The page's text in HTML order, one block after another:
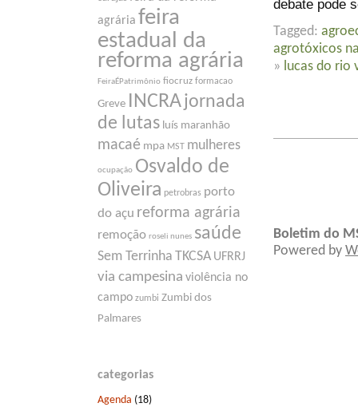
agrária feira
estadual da
reforma agrária
FeiraÉPatrimônio fiocruz formacao
Greve INCRA jornada
de lutas luís maranhão
macaé mpa MST mulheres
ocupação Osvaldo de
Oliveira petrobras porto
do açu reforma agrária
remoção roseli nunes saúde
Sem Terrinha TKCSA UFRRJ
via campesina violência no
campo zumbi Zumbi dos
Palmares
categorias
Agenda (18)
debate pode
Tagged:
agrotóxicos
» lucas do rio
Boletim do
Powered by